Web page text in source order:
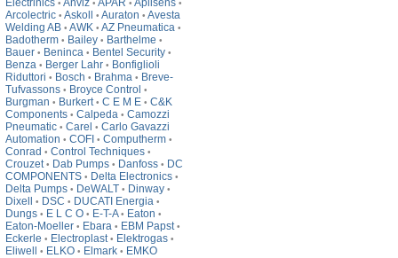
Electrinics • Anviz • APAR • Aplisens •
Arcolectric • Askoll • Auraton • Avesta
Welding AB • AWK • AZ Pneumatica •
Badotherm • Bailey • Barthelme •
Bauer • Beninca • Bentel Security •
Benza • Berger Lahr • Bonfiglioli
Riduttori • Bosch • Brahma • Breve-
Tufvassons • Broyce Control •
Burgman • Burkert • C E M E • C&K
Components • Calpeda • Camozzi
Pneumatic • Carel • Carlo Gavazzi
Automation • COFI • Computherm •
Conrad • Control Techniques •
Crouzet • Dab Pumps • Danfoss • DC
COMPONENTS • Delta Electronics •
Delta Pumps • DeWALT • Dinway •
Dixell • DSC • DUCATI Energia •
Dungs • E L C O • E-T-A • Eaton •
Eaton-Moeller • Ebara • EBM Papst •
Eckerle • Electroplast • Elektrogas •
Eliwell • ELKO • Elmark • EMKO